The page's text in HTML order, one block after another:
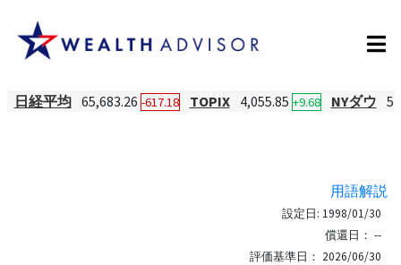
日経平均 65,683.26 -617.18 TOPIX 4,055.85 +9.68 NYダウ
用語解説
設定日: 1998/01/30
償還日： --
評価基準日： 2026/06/30